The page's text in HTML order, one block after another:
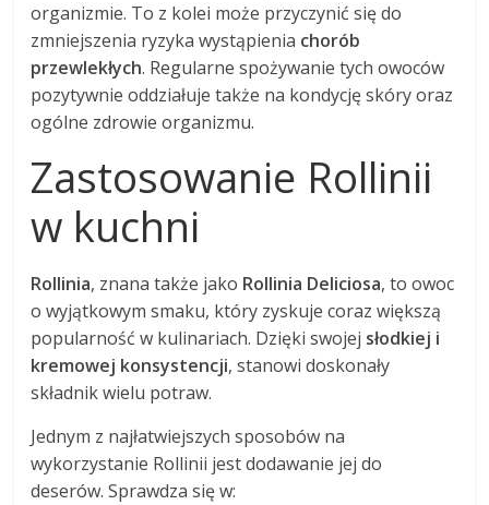
organizmie. To z kolei może przyczynić się do
zmniejszenia ryzyka wystąpienia chorób
przewlekłych. Regularne spożywanie tych owoców
pozytywnie oddziałuje także na kondycję skóry oraz
ogólne zdrowie organizmu.
Zastosowanie Rollinii
w kuchni
Rollinia, znana także jako Rollinia Deliciosa, to owoc
o wyjątkowym smaku, który zyskuje coraz większą
popularność w kulinariach. Dzięki swojej słodkiej i
kremowej konsystencji, stanowi doskonały
składnik wielu potraw.
Jednym z najłatwiejszych sposobów na
wykorzystanie Rollinii jest dodawanie jej do
deserów. Sprawdza się w: